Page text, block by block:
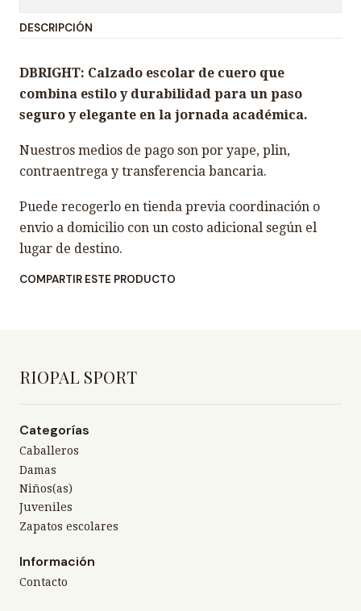
i
a
d
DESCRIPCIÓN
DBRIGHT: Calzado escolar de cuero que
combina estilo y durabilidad para un paso
seguro y elegante en la jornada académica.
Nuestros medios de pago son por yape, plin,
contraentrega y transferencia bancaria.
Puede recogerlo en tienda previa coordinación o
envio a domicilio con un costo adicional según el
lugar de destino.
COMPARTIR ESTE PRODUCTO
RIOPAL SPORT
Categorías
Caballeros
Damas
Niños(as)
Juveniles
Zapatos escolares
Información
Contacto